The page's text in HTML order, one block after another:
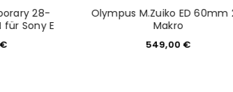
28-
für Sony E
€
Olympus M.Zuiko ED 60mm
Makro
549,00€